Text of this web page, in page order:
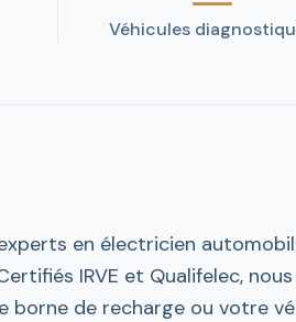
Véhicules
en électricien
IRVE et Qualifelec,
de recharge ou votre